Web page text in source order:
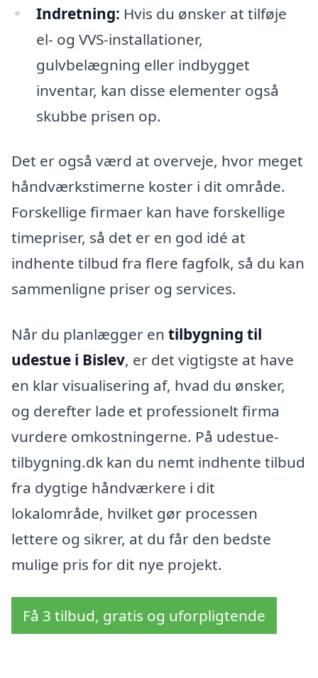
Indretning: Hvis du ønsker at tilføje
el- og VVS-installationer,
gulvbelægning eller indbygget
inventar, kan disse elementer også
skubbe prisen op.
Det er også værd at overveje, hvor meget
håndværkstimerne koster i dit område.
Forskellige firmaer kan have forskellige
timepriser, så det er en god idé at
indhente tilbud fra flere fagfolk, så du kan
sammenligne priser og services.
Når du planlægger en tilbygning til
udestue i Bislev, er det vigtigste at have
en klar visualisering af, hvad du ønsker,
og derefter lade et professionelt firma
vurdere omkostningerne. På udestue-
tilbygning.dk kan du nemt indhente tilbud
fra dygtige håndværkere i dit
lokalområde, hvilket gør processen
lettere og sikrer, at du får den bedste
mulige pris for dit nye projekt.
Få 3 tilbud, gratis og uforpligtende